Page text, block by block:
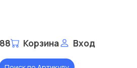
Корзина Вход